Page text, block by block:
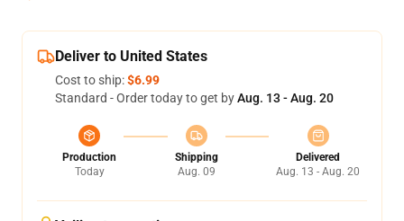
Deliver to United States
Cost to ship:$6.99
Standard - Order today to get byAug. 13 - Aug. 20
Production
Today
Shipping
Aug. 09
Delivered
Aug. 13 - Aug. 20